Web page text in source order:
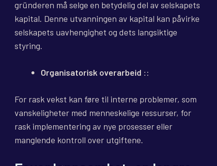
gründeren må selge en betydelig del av selskapets
kapital. Denne utvanningen av kapital kan påvirke
selskapets uavhengighet og dets langsiktige
styring.
Organisatorisk overarbeid ::
For rask vekst kan føre til interne problemer, som
vanskeligheter med menneskelige ressurser, for
rask implementering av nye prosesser eller
manglende kontroll over utgiftene.